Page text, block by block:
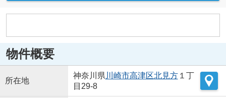
物件概要
所在地
神奈川県 川崎市高津区北見方１丁
目29-8